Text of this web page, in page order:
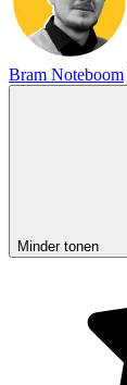
Bram Noteboom
Minder tonen